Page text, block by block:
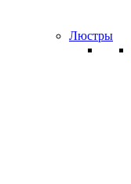
Люстры